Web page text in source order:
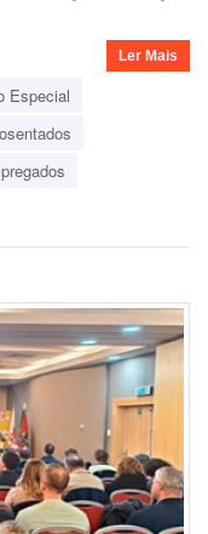
Especial
Ler Mais